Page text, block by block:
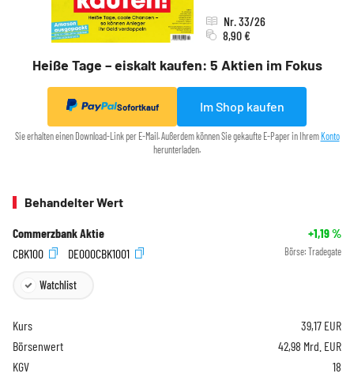
Heiße Tage – eiskalt kaufen: 5 Aktien im Fokus
Nr. 33/26
8,90 €
Sofortkauf Im Shop kaufen
Sie erhalten einen Download-Link per E-Mail. Außerdem können Sie gekaufte E-Paper in Ihrem Konto
herunterladen.
Behandelter Wert
Commerzbank Aktie +1,19%
CBK100
DE000CBK1001 Börse: Tradegate
Watchlist
Kurs 39,17 EUR
Börsenwert
42,98 Mrd. EUR
KGV
18